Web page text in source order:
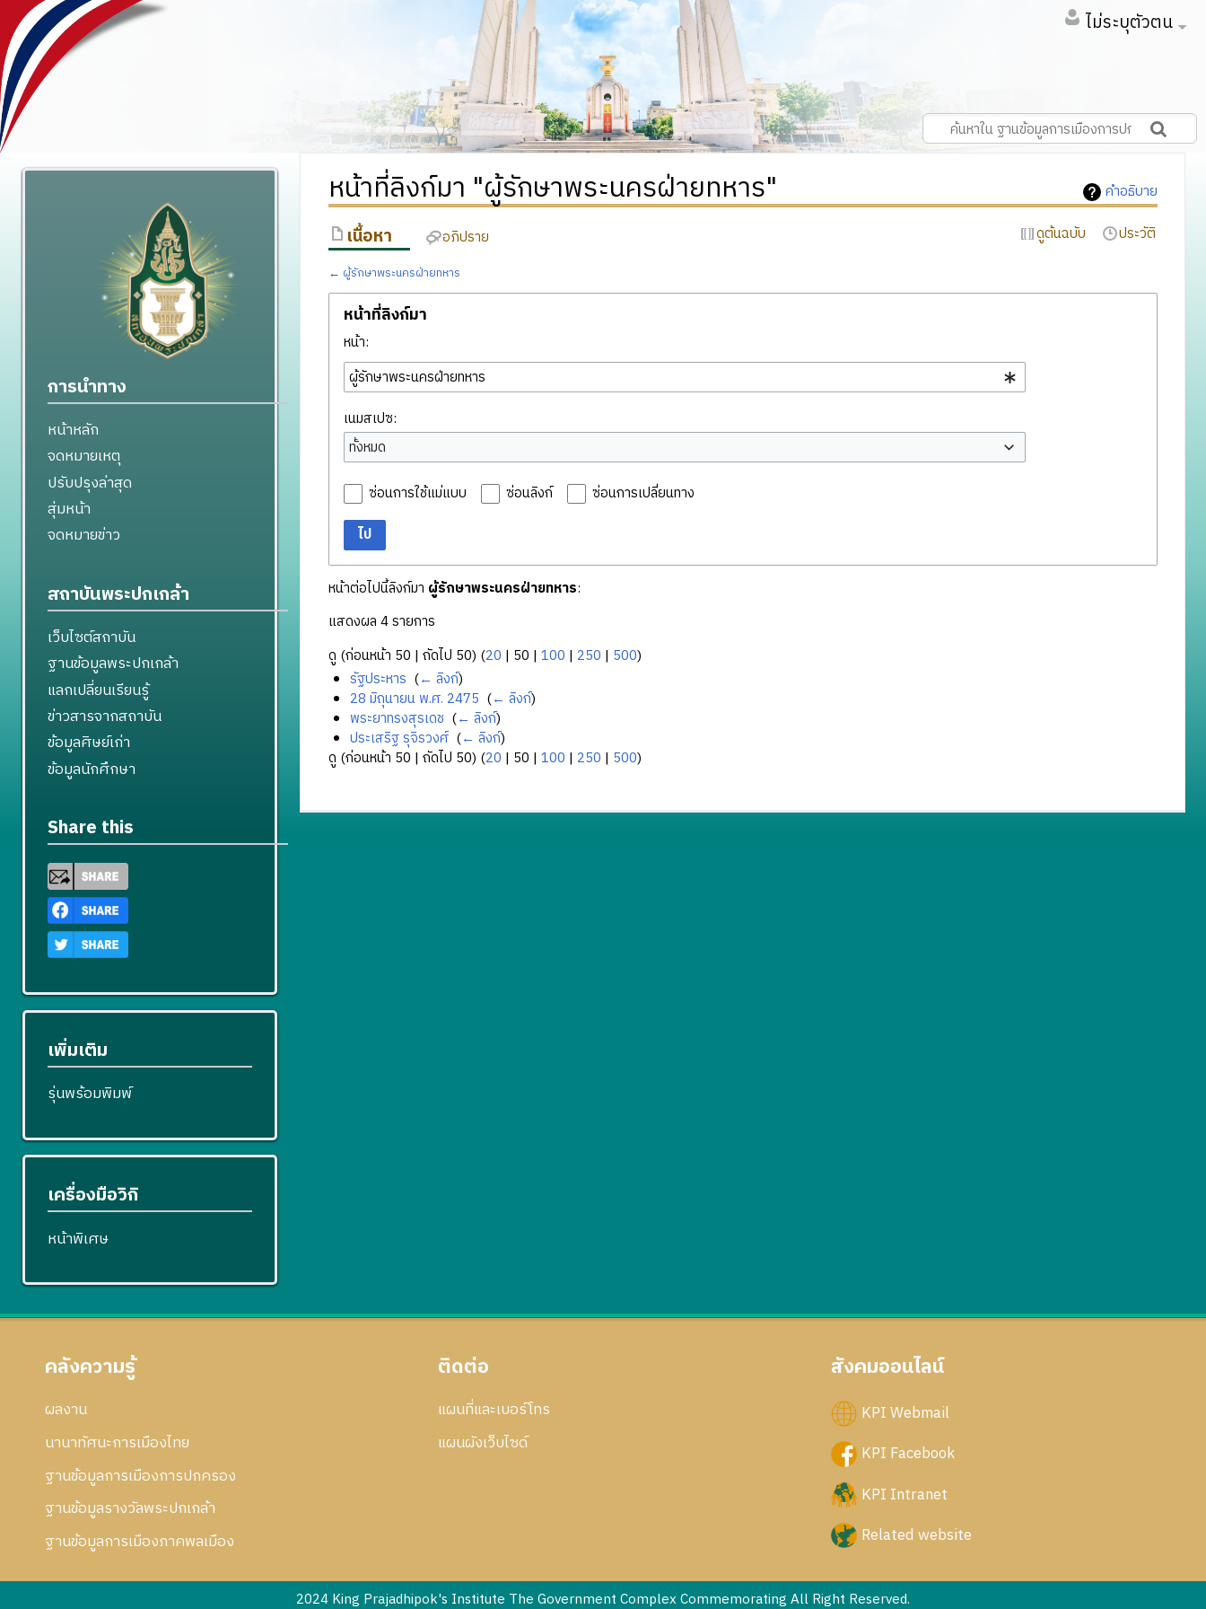
ไม่ระบุตัวตน
คำอธิบาย
หน้าที่ลิงก์มา "ผู้รักษาพระนครฝ่ายทหาร"
เนื้อหา อภิปราย ดูต้นฉบับ ประวัติ
← ผู้รักษาพระนครฝ่ายทหาร
หน้าที่ลิงก์มา
หน้า:
เนมสเปซ:
ทั้งหมด
ซ่อนการใช้แม่แบบ ซ่อนลิงก์
ซ่อนการเปลี่ยนทาง
ไป
หน้าต่อไปนี้ลิงก์มา ผู้รักษาพระนครฝ่ายทหาร:
แสดงผล 4 รายการ
ดู (ก่อนหน้า 50 | ถัดไป 50) (20 | 50 | 100 | 250 | 500)
รัฐประหาร (← ลิงก์)
28 มิถุนายน พ.ศ. 2475 (← ลิงก์)
พระยาทรงสุรเดช (← ลิงก์)
ประเสริฐ รุจิรวงศ์‎ (← ลิงก์)
ดู (ก่อนหน้า 50 | ถัดไป 50) (20 | 50 | 100 | 250 | 500)
การนำทาง
หน้าหลัก
จดหมายเหตุ
ปรับปรุงล่าสุด
สุ่มหน้า
จดหมายข่าว
สถาบันพระปกเกล้า
เว็บไซต์สถาบัน
ฐานข้อมูลพระปกเกล้า
แลกเปลี่ยนเรียนรู้
ข่าวสารจากสถาบัน
ข้อมูลศิษย์เก่า
ข้อมูลนักศึกษา
Share this
เพิ่มเติม
รุ่นพร้อมพิมพ์
เครื่องมือวิกิ
หน้าพิเศษ
คลังความรู้
ผลงาน
นานาทัศนะการเมืองไทย
ฐานข้อมูลการเมืองการปกครอง
ฐานข้อมูลรางวัลพระปกเกล้า
ฐานข้อมูลการเมืองภาคพลเมือง
ติดต่อ
แผนที่และเบอร์โทร
แผนผังเว็บไซด์
สังคมออนไลน์
KPI Webmail
KPI Facebook
KPI Intranet
Related website
2024 King Prajadhipok's Institute The Government Complex Commemorating All Right Reserved.